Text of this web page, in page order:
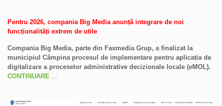
Pentru 2026, compania Big Media anunță integrare de noi
funcționalități extrem de utile
Compania Big Media, parte din Faxmedia Grup, a finalizat la
municipiul Câmpina procesul de implementare pentru aplicația de
digitalizare a proceselor administrative decizionale locale (eMOL).
CONTINUARE